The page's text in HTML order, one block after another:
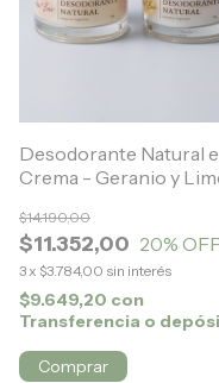
Desodorante Natural
Crema - Geranio y
$11.352,00
$14.190,00
20%
3 x $3.784,00 sin interés
$9.649,20 con
Transferencia o